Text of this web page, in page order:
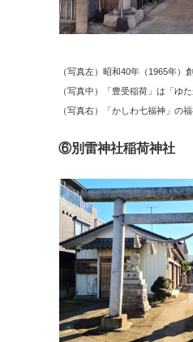
（写真左）昭和40年（1965年）
（写真中）「豊受稲荷」は「ゆ
（写真右）「かしわ七福神」の
⑥別雷神社稲荷神社